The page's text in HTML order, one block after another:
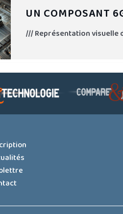
UN COMPOSANT
/// Représentation visuelle